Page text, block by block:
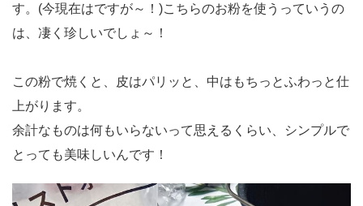
す。(今現在はですが～！)こちらのお粉を使うっていうの
は、凄く珍しいでしょ～！
この粉で焼くと、皮はパリッと、中はもちっとふわっと仕
上がります。
余計なものは何もいらないって思えるくらい、シンプルで
とっても美味しいんです！